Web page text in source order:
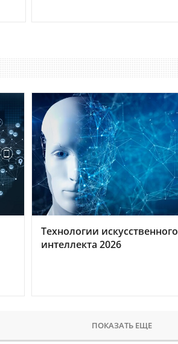
Технологии искусственного
интеллекта 2026
ПОКАЗАТЬ ЕЩЕ